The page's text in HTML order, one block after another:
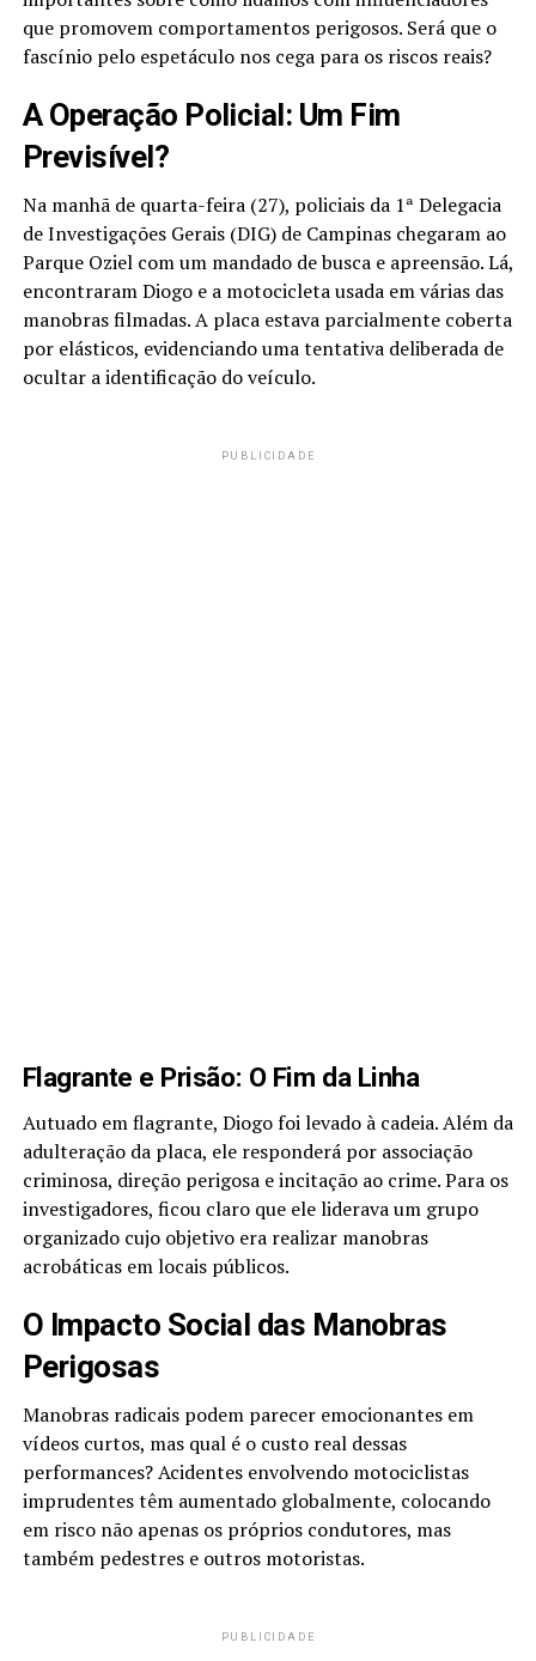
que promovem comportamentos perigosos. Será que o
fascínio pelo espetáculo nos cega para os riscos reais?
A Operação Policial: Um Fim
Previsível?
Na manhã de quarta-feira (27), policiais da 1ª Delegacia
de Investigações Gerais (DIG) de Campinas chegaram ao
Parque Oziel com um mandado de busca e apreensão. Lá,
encontraram Diogo e a motocicleta usada em várias das
manobras filmadas. A placa estava parcialmente coberta
por elásticos, evidenciando uma tentativa deliberada de
ocultar a identificação do veículo.
PUBLICIDADE
Flagrante e Prisão: O Fim da Linha
Autuado em flagrante, Diogo foi levado à cadeia. Além da
adulteração da placa, ele responderá por associação
criminosa, direção perigosa e incitação ao crime. Para os
investigadores, ficou claro que ele liderava um grupo
organizado cujo objetivo era realizar manobras
acrobáticas em locais públicos.
O Impacto Social das Manobras
Perigosas
Manobras radicais podem parecer emocionantes em
vídeos curtos, mas qual é o custo real dessas
performances? Acidentes envolvendo motociclistas
imprudentes têm aumentado globalmente, colocando
em risco não apenas os próprios condutores, mas
também pedestres e outros motoristas.
PUBLICIDADE